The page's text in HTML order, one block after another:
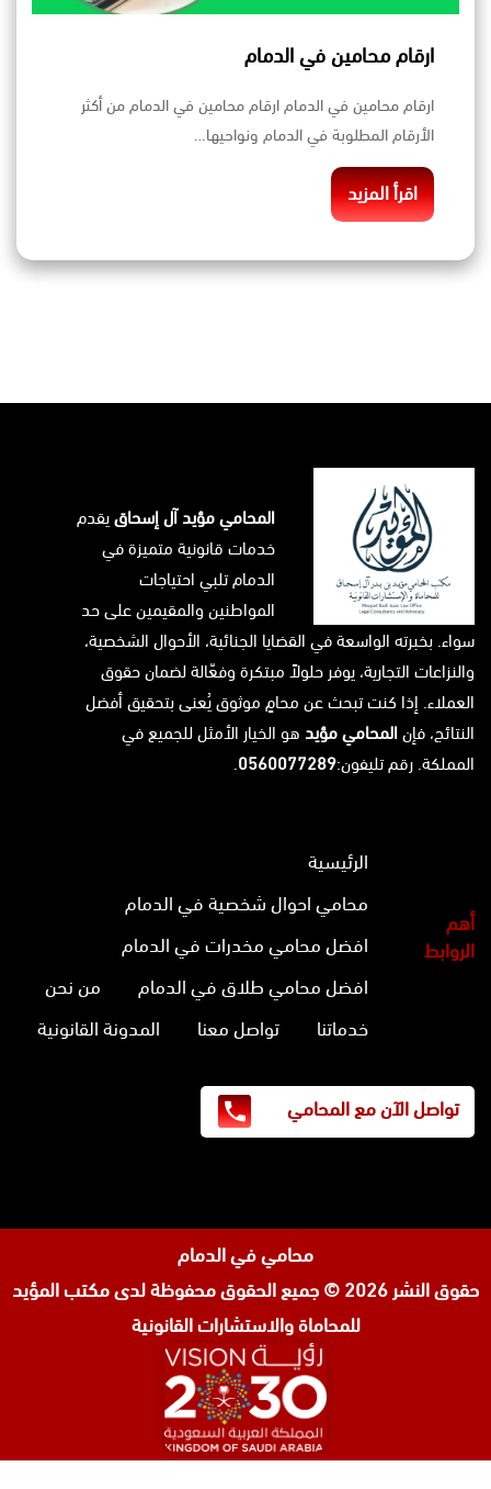
ارقام محامين في الدمام
ارقام محامين في الدمام ارقام محامين في الدمام من أكثر
الأرقام المطلوبة في الدمام ونواحيها…
اقرأ المزيد
المحامي مؤيد آل إسحاقيقدم
خدمات قانونية متميزة في
الدمام تلبي احتياجات
المواطنين والمقيمين على حد
سواء. بخبرته الواسعة في القضايا الجنائية، الأحوال الشخصية،
والنزاعات التجارية، يوفر حلولاً مبتكرة وفعّالة لضمان حقوق
العملاء. إذا كنت تبحث عن محامٍ موثوق يُعنى بتحقيق أفضل
النتائج، فإنالمحامي مؤيد هو الخيار الأمثل للجميع في
المملكة. رقم تليفون:0560077289
.
أهم
الروابط
الرئيسية
محامي احوال شخصية في الدمام
افضل محامي مخدرات في الدمام
افضل محامي طلاق في الدمام
من نحن
خدماتنا
تواصل معنا المدونة القانونية
تواصل الآن مع المحامي
محامي في الدمام
حقوق النشر 2026 © جميع الحقوق محفوظة لدى
مكتب المؤيد
للمحاماة والاستشارات القانونية